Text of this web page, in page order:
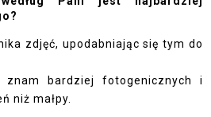
zdjęć, upodabniając się tym do
bardziej fotogenicznych i
niż małpy.